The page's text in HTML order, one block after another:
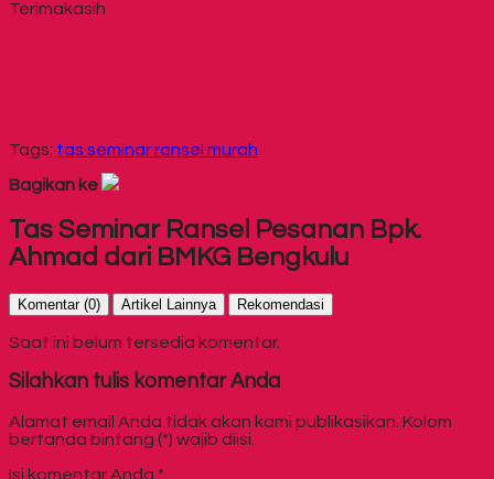
Terimakasih
Tags: tas seminar ransel murah
Bagikan ke
Tas Seminar Ransel Pesanan Bpk.
Ahmad dari BMKG Bengkulu
Komentar (0) Artikel Lainnya Rekomendasi
Saat ini belum tersedia komentar.
Silahkan tulis komentar Anda
Alamat email Anda tidak akan kami publikasikan. Kolom
bertanda bintang (*) wajib diisi.
Isi komentar Anda *